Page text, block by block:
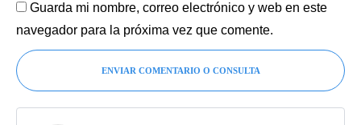
Guarda mi nombre, correo electrónico y web en este
navegador para la próxima vez que comente.
ENVIAR COMENTARIO O CONSULTA